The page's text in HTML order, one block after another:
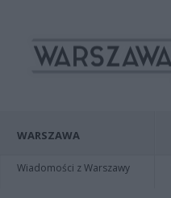
WARSZAWA
Wiadomości z Warszawy